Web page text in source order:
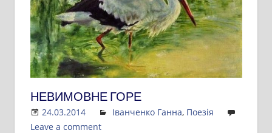
НЕВИМОВНЕ ГОРЕ
24.03.2014 Admin
Іванченко Ганна, Поезія
Leave a comment